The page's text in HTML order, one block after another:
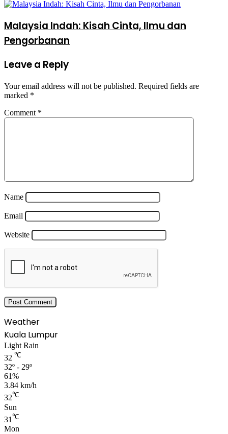
Malaysia Indah: Kisah Cinta, Ilmu dan
Pengorbanan
Leave a Reply
Your email address will not be published. Required fields are
marked *
Comment *
Name
Email
Website
Weather
Kuala Lumpur
Light Rain
32 ℃
32º - 29º
61%
3.84 km/h
32℃
Sun
31 ℃
Mon